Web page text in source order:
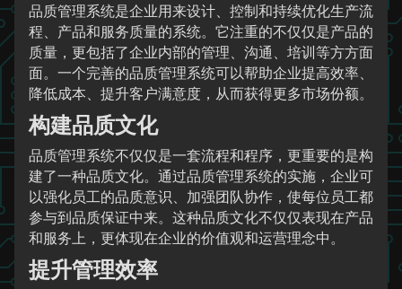
品质管理系统是企业用来设计、控制和持续优化生产流
程、产品和服务质量的系统。它注重的不仅仅是产品的
质量，更包括了企业内部的管理、沟通、培训等方方面
面。一个完善的品质管理系统可以帮助企业提高效率、
降低成本、提升客户满意度，从而获得更多市场份额。
构建品质文化
品质管理系统不仅仅是一套流程和程序，更重要的是构
建了一种品质文化。通过品质管理系统的实施，企业可
以强化员工的品质意识、加强团队协作，使每位员工都
参与到品质保证中来。这种品质文化不仅仅表现在产品
和服务上，更体现在企业的价值观和运营理念中。
提升管理效率